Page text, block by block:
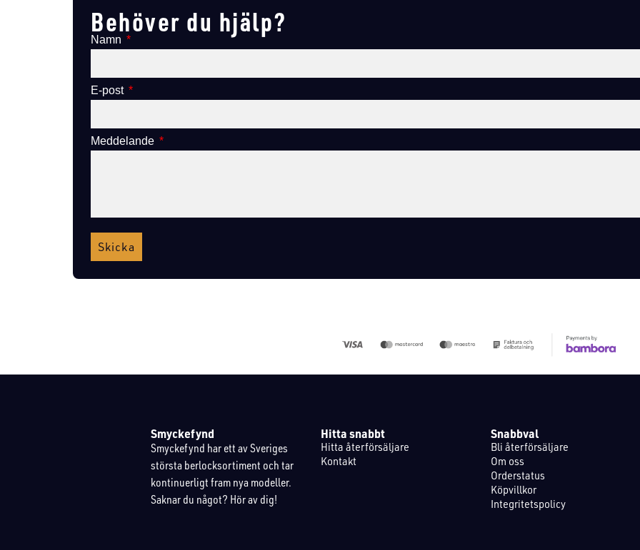
Behöver du hjälp?
Namn
E-post
Meddelande
Skicka
Smyckefynd
Smyckefynd har ett av Sveriges
största berlocksortiment och tar
kontinuerligt fram nya modeller.
Saknar du något? Hör av dig!
Hitta snabbt
Hitta återförsäljare
Kontakt
Snabbval
Bli återförsäljare
Om oss
Orderstatus
Köpvillkor
Integritetspolicy